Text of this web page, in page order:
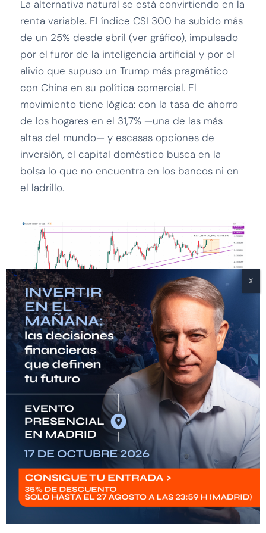
La alternativa natural se está convirtiendo en la
renta variable. El índice CSI 300 ha subido más
de un 25% desde abril (ver gráfico), impulsado
por el furor de la inteligencia artificial y por el
alivio que supuso un Trump más pragmático
con China en su política comercial. El
movimiento tiene lógica: con la tasa de ahorro
de los hogares en el 31,7% —una de las más
altas del mundo— y escasas opciones de
inversión, el capital doméstico busca en la
bolsa lo que no encuentra en los bancos ni en
el ladrillo.
Fuente: Tradingview
Este trasvase tiene implicaciones enormes. Por
un lado, puede dar aire a los mercados chinos y
reforzar el papel de las bolsas locales como
alternativa real de inversión. Pero también abre
la puerta a riesgos: burbujas alimentadas por
expectativas poco realistas, volatilidad extrema
y el eterno interrogante sobre la intervención
regulatoria de Pekín.